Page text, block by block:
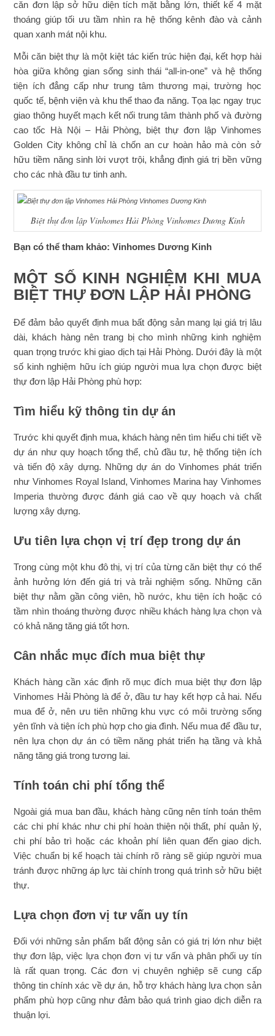
căn đơn lập sở hữu diện tích mặt bằng lớn, thiết kế 4 mặt
thoáng giúp tối ưu tầm nhìn ra hệ thống kênh đào và cảnh
quan xanh mát nội khu.
Mỗi căn biệt thự là một kiệt tác kiến trúc hiện đại, kết hợp hài
hòa giữa không gian sống sinh thái “all-in-one” và hệ thống
tiện ích đẳng cấp như trung tâm thương mại, trường học
quốc tế, bệnh viện và khu thể thao đa năng. Tọa lạc ngay trục
giao thông huyết mạch kết nối trung tâm thành phố và đường
cao tốc Hà Nội – Hải Phòng, biệt thự đơn lập Vinhomes
Golden City không chỉ là chốn an cư hoàn hảo mà còn sở
hữu tiềm năng sinh lời vượt trội, khẳng định giá trị bền vững
cho các nhà đầu tư tinh anh.
Biệt thự đơn lập Vinhomes Hải Phòng Vinhomes Dương Kinh
Bạn có thể tham khảo: Vinhomes Dương Kinh
MỘT SỐ KINH NGHIỆM KHI MUA
BIỆT THỰ ĐƠN LẬP HẢI PHÒNG
Để đảm bảo quyết định mua bất động sản mang lại giá trị lâu
dài, khách hàng nên trang bị cho mình những kinh nghiệm
quan trọng trước khi giao dịch tại Hải Phòng. Dưới đây là một
số kinh nghiệm hữu ích giúp người mua lựa chọn được biệt
thự đơn lập Hải Phòng phù hợp:
Tìm hiểu kỹ thông tin dự án
Trước khi quyết định mua, khách hàng nên tìm hiểu chi tiết về
dự án như quy hoạch tổng thể, chủ đầu tư, hệ thống tiện ích
và tiến độ xây dựng. Những dự án do Vinhomes phát triển
như Vinhomes Royal Island, Vinhomes Marina hay Vinhomes
Imperia thường được đánh giá cao về quy hoạch và chất
lượng xây dựng.
Ưu tiên lựa chọn vị trí đẹp trong dự án
Trong cùng một khu đô thị, vị trí của từng căn biệt thự có thể
ảnh hưởng lớn đến giá trị và trải nghiệm sống. Những căn
biệt thự nằm gần công viên, hồ nước, khu tiện ích hoặc có
tầm nhìn thoáng thường được nhiều khách hàng lựa chọn và
có khả năng tăng giá tốt hơn.
Cân nhắc mục đích mua biệt thự
Khách hàng cần xác định rõ mục đích mua biệt thự đơn lập
Vinhomes Hải Phòng là để ở, đầu tư hay kết hợp cả hai. Nếu
mua để ở, nên ưu tiên những khu vực có môi trường sống
yên tĩnh và tiện ích phù hợp cho gia đình. Nếu mua để đầu tư,
nên lựa chọn dự án có tiềm năng phát triển hạ tầng và khả
năng tăng giá trong tương lai.
Tính toán chi phí tổng thể
Ngoài giá mua ban đầu, khách hàng cũng nên tính toán thêm
các chi phí khác như chi phí hoàn thiện nội thất, phí quản lý,
chi phí bảo trì hoặc các khoản phí liên quan đến giao dịch.
Việc chuẩn bị kế hoạch tài chính rõ ràng sẽ giúp người mua
tránh được những áp lực tài chính trong quá trình sở hữu biệt
thự.
Lựa chọn đơn vị tư vấn uy tín
Đối với những sản phẩm bất động sản có giá trị lớn như biệt
thự đơn lập, việc lựa chọn đơn vị tư vấn và phân phối uy tín
là rất quan trọng. Các đơn vị chuyên nghiệp sẽ cung cấp
thông tin chính xác về dự án, hỗ trợ khách hàng lựa chọn sản
phẩm phù hợp cũng như đảm bảo quá trình giao dịch diễn ra
thuận lợi.